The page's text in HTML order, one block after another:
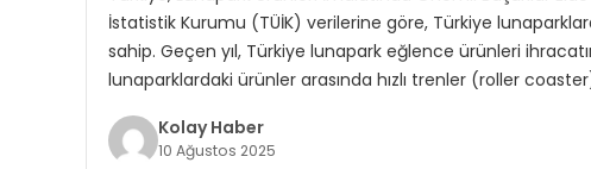
İstatistik Kurumu (TÜİK) verilerine göre, Türkiye
sahip. Geçen yıl, Türkiye lunapark eğlence ürünleri
lunaparklardaki ürünler arasında hızlı trenler (roller
Kolay Haber
10 Ağustos 2025